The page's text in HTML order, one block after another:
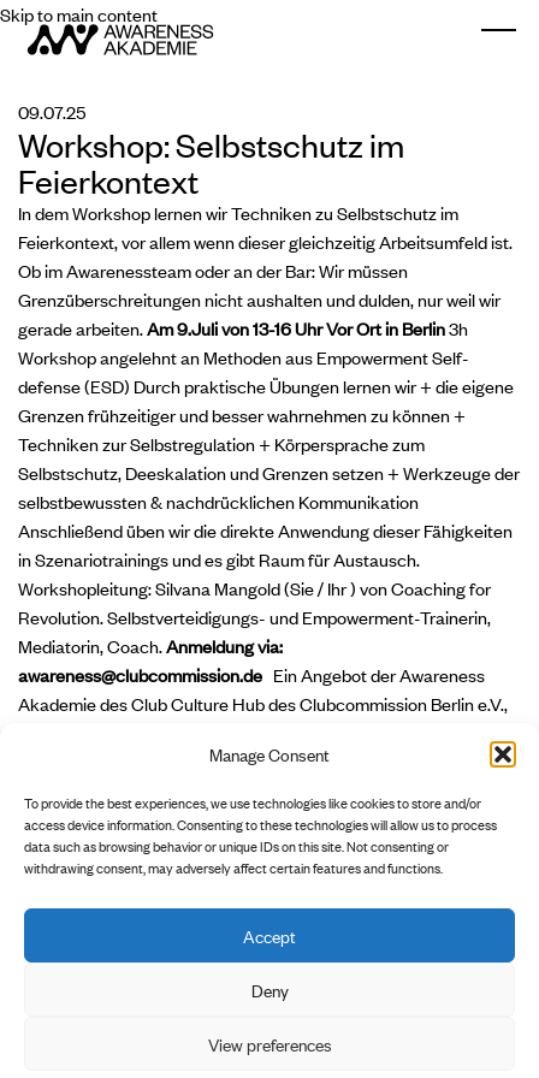
Manage Consent
To provide the best experiences, we use technologies like cookies to store and/or
access device information. Consenting to these technologies will allow us to process
data such as browsing behavior or unique IDs on this site. Not consenting or
withdrawing consent, may adversely affect certain features and functions.
Accept
Deny
View preferences
Skip to main content
09.07.25
Workshop: Selbstschutz im
Feierkontext
In dem Workshop lernen wir Techniken zu Selbstschutz im
Feierkontext, vor allem wenn dieser gleichzeitig Arbeitsumfeld ist.
Ob im Awarenessteam oder an der Bar: Wir müssen
Grenzüberschreitungen nicht aushalten und dulden, nur weil wir
gerade arbeiten.Am 9.Juli von 13-16 UhrVor Ort in Berlin3h
Workshop angelehnt an Methoden aus Empowerment Self-
defense (ESD) Durch praktische Übungen lernen wir + die eigene
Grenzen frühzeitiger und besser wahrnehmen zu können +
Techniken zur Selbstregulation + Körpersprache zum
Selbstschutz, Deeskalation und Grenzen setzen + Werkzeuge der
selbstbewussten & nachdrücklichen Kommunikation
Anschließend üben wir die direkte Anwendung dieser Fähigkeiten
in Szenariotrainings und es gibt Raum für Austausch.
Workshopleitung: Silvana Mangold (Sie / Ihr ) von Coaching for
Revolution. Selbstverteidigungs- und Empowerment-Trainerin,
Mediatorin, Coach.Anmeldung via:
awareness@clubcommission.de Ein Angebot der Awareness
Akademie des Club Culture Hub des Clubcommission Berlin e.V.,
Gesellschaftlichen Zusammenhalt, die Musicboard Berlin GmbH
„Stärkung des Innovationspotentials in der Kultur -INP-III“.
        NEWSLETTER